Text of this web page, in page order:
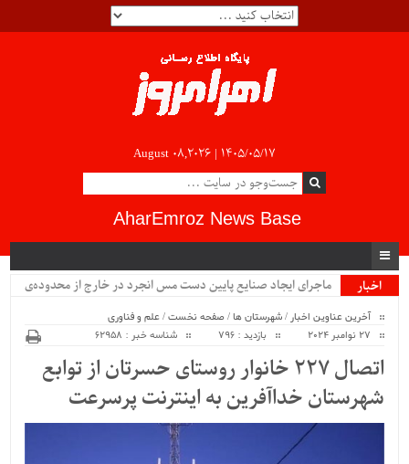
August 08,2026 | ۱۴۰۵/۰۵/۱۷
AharEmroz News Base
اخبار
ماجرای ایجاد صنایع پایین دست مس انجرد در خارج از محدوده‌ی
آخرین عناوین اخبار /شهرستان ها/صفحه نخست/ علم و فناوری
بازدید : 796 شناسه خبر : 62958
اتصال 227 خانوار روستای حسرتان از توابع
شهرستان خداآفرین به اینترنت پرسرعت